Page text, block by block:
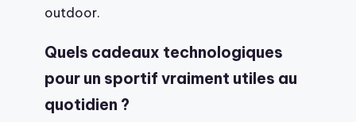
outdoor.
Quels cadeaux technologiques
pour un sportif vraiment utiles au
quotidien ?